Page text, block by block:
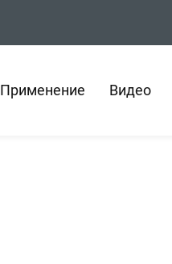
Применение Видео